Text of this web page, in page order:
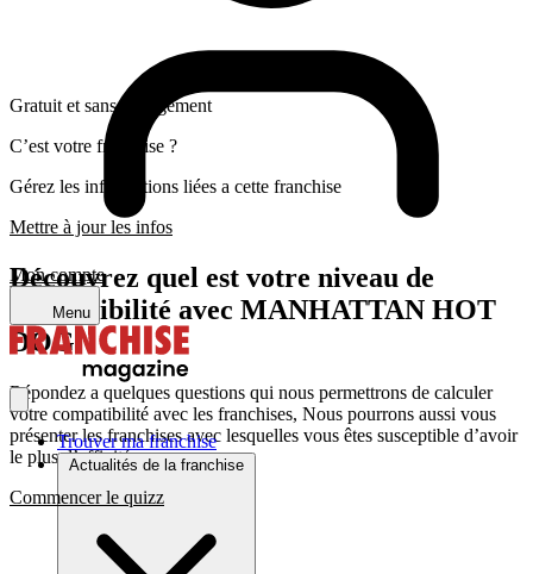
Mon compte
Menu
Trouver ma franchise
Actualités de la franchise
Gratuit et sans engagement
C’est votre franchise ?
Gérez les informations liées a cette franchise
Mettre à jour les infos
Découvrez quel est votre niveau de
compatibilité avec MANHATTAN HOT
DOG
Répondez a quelques questions qui nous permettrons de calculer
votre compatibilité avec les franchises, Nous pourrons aussi vous
présenter les franchises avec lesquelles vous êtes susceptible d’avoir
le plus d’affinité
Commencer le quizz